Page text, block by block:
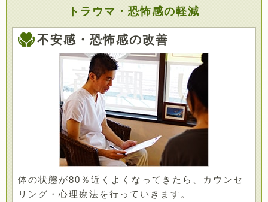
トラウマ・恐怖感の軽減
不安感・恐怖感の改善
体の状態が80％近くよくなってきたら、カウンセ
リング・心理療法を行っていきます。